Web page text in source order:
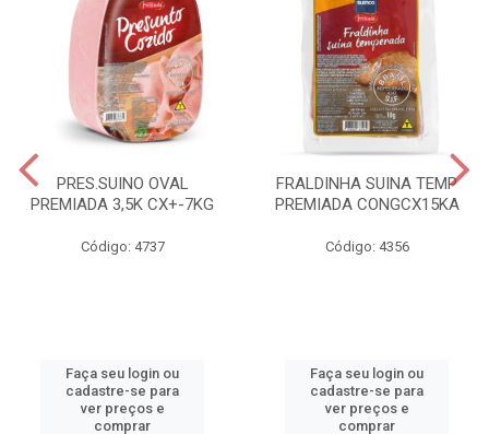
PRES.SUINO OVAL
PREMIADA 3,5K CX+-7KG
Código: 4737
Faça seu login ou
cadastre-se para
ver preços e
comprar
FRALDINHA SUINA TEMP
PREMIADA CONGCX15KA
Código: 4356
Faça seu login ou
cadastre-se para
ver preços e
comprar